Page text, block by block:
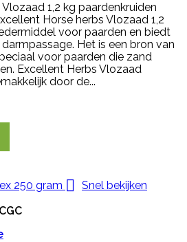
1,2 kg paardenkruiden
Horse herbs Vlozaad 1,2
voor paarden en biedt
Het is een bron van
voor paarden die zand
Excellent Herbs Vlozaad
door de...

Snel bekijken